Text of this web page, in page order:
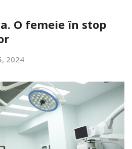
O femeie în stop
2024